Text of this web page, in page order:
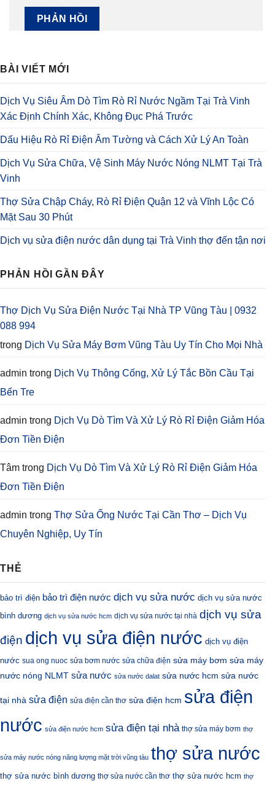
BÀI VIẾT MỚI
Dịch Vụ Siêu Âm Dò Tìm Rò Rỉ Nước Ngầm Tại Trà Vinh
Xác Định Chính Xác, Không Đục Phá Trước
Dấu Hiệu Rò Rỉ Điện Âm Tường và Cách Xử Lý An Toàn
Dịch Vụ Sửa Chữa, Vệ Sinh Máy Nước Nóng NLMT Tại Trà
Vinh
Thợ Sửa Chập Cháy, Rò Rỉ Điện Quận 12 và Vĩnh Lộc Có
Mặt Sau 30 Phút
Dịch vụ sửa điện nước dân dụng tại Trà Vinh thợ đến tận nơi
PHẢN HỒI GẦN ĐÂY
Thợ Dịch Vụ Sửa Điện Nước Tại Nhà TP Vũng Tàu | 0932
088 994
trong Dịch Vụ Sửa Máy Bơm Vũng Tàu Uy Tín Cho Mọi Nhà
admin trong Dịch Vụ Thông Cống, Xử Lý Tắc Bồn Cầu Tại
Bến Tre
admin trong Dịch Vụ Dò Tìm Và Xử Lý Rò Rỉ Điện Giảm Hóa
Đơn Tiền Điện
Tâm trong Dịch Vụ Dò Tìm Và Xử Lý Rò Rỉ Điện Giảm Hóa
Đơn Tiền Điện
admin trong Thợ Sửa Ống Nước Tại Cần Thơ – Dịch Vụ
Chuyên Nghiệp, Uy Tín
THẺ
bảo trì điện bảo trì điện nước dịch vụ sửa nước dịch vụ sửa nước
bình dương dịch vụ sửa nước hcm dịch vụ sửa nước tại nhà dịch vụ sửa
điện dịch vụ sửa điện nước dịch vụ điện
nước sua ong nuoc sửa bơm nước sửa chữa điện sửa máy bơm sửa máy
nước nóng NLMT sửa nước sửa nước dalat sửa nước hcm sửa nước
tại nhà sửa điện sửa điện cần thơ sửa điện hcm sửa điện
nước sửa điện nước hcm sửa điện tại nhà thợ sửa máy bơm thợ
sửa máy nước nóng năng lượng mặt trời vũng tàu thợ sửa nước
thợ sửa nước bình dương thợ sửa nước cần thơ thợ sửa nước hcm thợ